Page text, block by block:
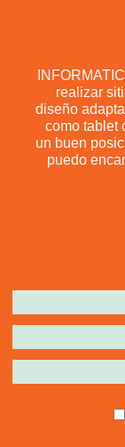
realizar
diseño
como tablet
un buen
puedo